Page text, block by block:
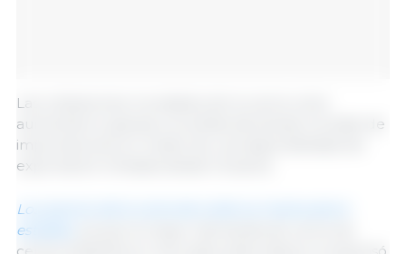
Las cotizaciones mundiales de la carne ovina
aumentaron gracias a la sólida demanda mundial de
importaciones en medio de una disponibilidad de
exportación limitada desde Oceanía.
Los precios de la carne de cerdo se mantuvieron
estables